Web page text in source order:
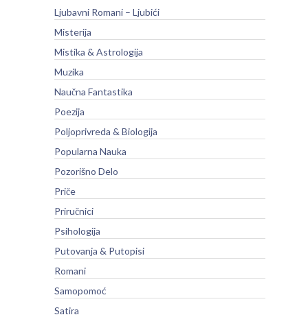
Ljubavni Romani – Ljubići
Misterija
Mistika & Astrologija
Muzika
Naučna Fantastika
Poezija
Poljoprivreda & Biologija
Popularna Nauka
Pozorišno Delo
Priče
Priručnici
Psihologija
Putovanja & Putopisi
Romani
Samopomoć
Satira